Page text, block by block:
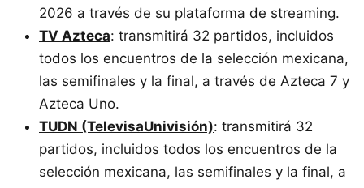
2026 a través de su plataforma de streaming.
TV Azteca: transmitirá 32 partidos, incluidos
todos los encuentros de la selección mexicana,
las semifinales y la final, a través de Azteca 7 y
Azteca Uno.
TUDN (TelevisaUnivisión): transmitirá 32
partidos, incluidos todos los encuentros de la
selección mexicana, las semifinales y la final, a